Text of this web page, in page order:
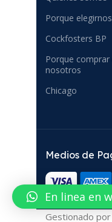
Porque elegirnos
Cockfosters BP
Porque comprar
nosotros
Chicago
Medios de
Gestionado por
En linea en